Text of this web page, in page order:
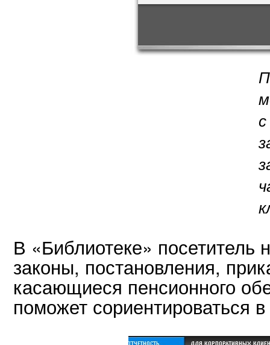
В «Библиотеке»
законы, постановления,
касающиеся пенсионного
поможет сориентироваться